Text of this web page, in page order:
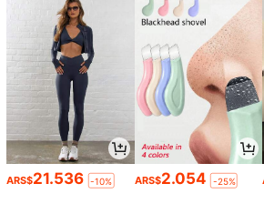
ARS$21.536 -10% ARS$2.054 -25%